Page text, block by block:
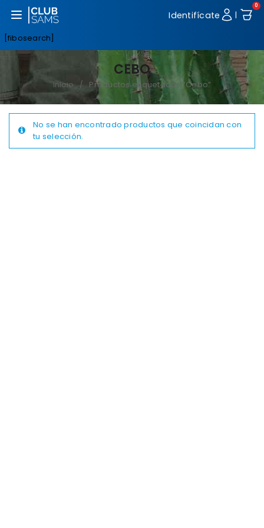
Abrir menú Identifícate |
0
[fibosearch]
CEBO
Inicio / Productos etiquetados “Cebo”
No se han encontrado productos que coincidan con
tu selección.